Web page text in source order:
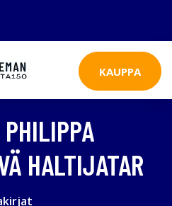
KAUPPA
HALTIJATAR